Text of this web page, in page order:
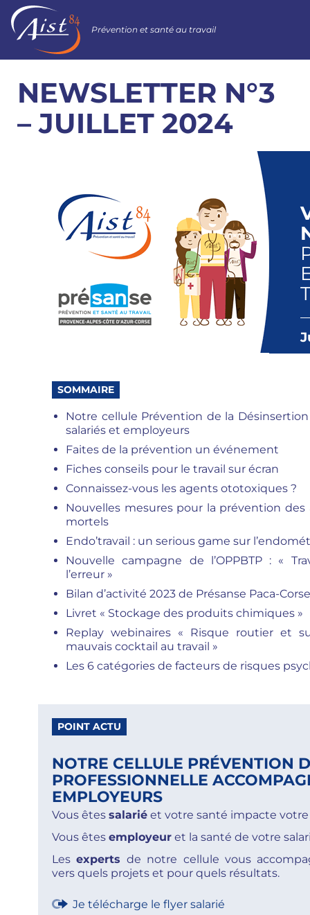
Prévention et santé au travail
NEWSLETTER N°3
– JUILLET 2024
SOMMAIRE
Notre cellule Prévention de la
salariés et employeurs
Faites de la prévention un événement
Fiches conseils pour le travail sur écran
Connaissez-vous les agents ototoxiques ?
Nouvelles mesures pour la prévention
mortels
Endo’travail : un serious game sur
Nouvelle campagne de l’OPPBTP : «
l’erreur »
Bilan d’activité 2023 de Présanse Paca-Corse
Livret « Stockage des produits chimiques »
Replay webinaires « Risque routier et
mauvais cocktail au travail »
Les 6 catégories de facteurs de risques
POINT ACTU
NOTRE CELLULE PRÉVENTION
PROFESSIONNELLE
EMPLOYEURS
Vous êtes salarié et votre santé impacte votre
Vous êtes employeur et la santé de votre
Lesexperts de notre cellule vous
vers quels projets et pour quels résultats.
Je télécharge le flyer salarié